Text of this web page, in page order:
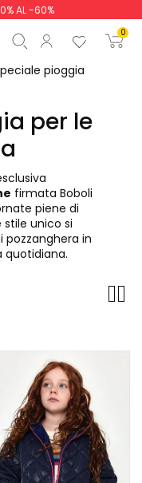
AL -60%
0
0,00 €
Inizio ordine
pioggia
per le
firmata Boboli
piene di
unico si
in
quotidiana.